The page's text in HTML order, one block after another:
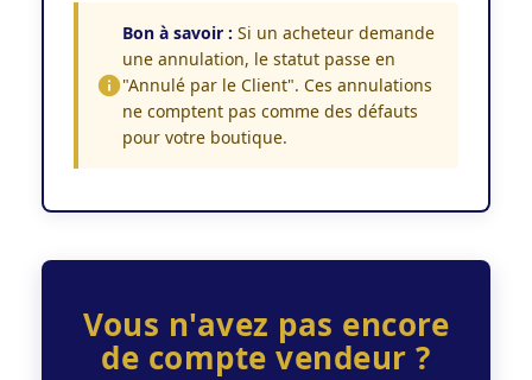
Bon à savoir : Si un acheteur demande
une annulation, le statut passe en
"Annulé par le Client". Ces annulations
ne comptent pas comme des défauts
pour votre boutique.
Vous n'avez pas encore
de compte vendeur ?